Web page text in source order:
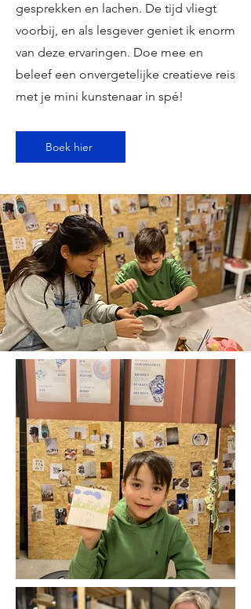
gesprekken en lachen. De tijd vliegt
voorbij, en als lesgever geniet ik enorm
van deze ervaringen. Doe mee en
beleef een onvergetelijke creatieve reis
met je mini kunstenaar in spé!
Boek hier